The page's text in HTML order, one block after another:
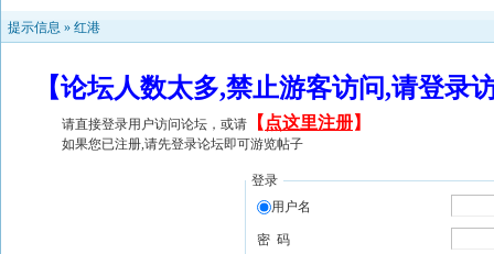
提示信息 » 红港
【论坛人数太多,禁止游客访问,请登
请直接登录用户访问论坛，或请 【 点这里注册】
如果您已注册,请先登录论坛即可游览帖子
登录
用户名
密 码